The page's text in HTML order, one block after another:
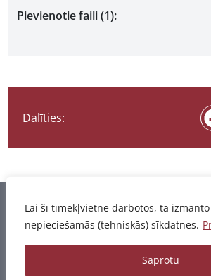
Lai šī tīmekļvietne darbotos, tā
nepieciešamās (tehniskās) sīkdatnes.
Saprotu
Pievienotie faili (1):
Dalīties:
Informācija pēdējo reizi atjaunota
© 2026 - Pētījumu un publikāciju datubāze